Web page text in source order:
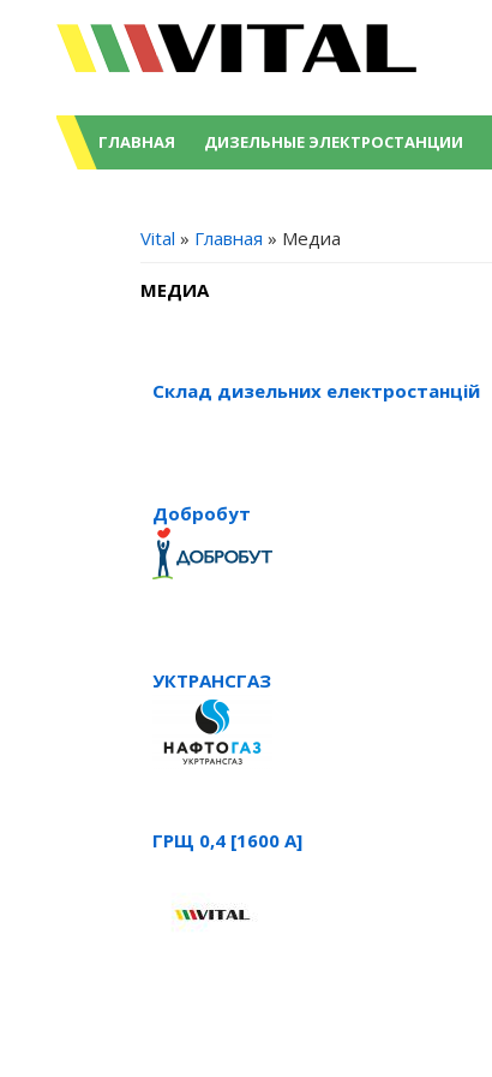
ГЛАВНАЯ ДИЗЕЛЬНЫЕ ЭЛЕКТРОСТАНЦИИ
ВЫ ЗДЕСЬ
Vital » Главная » Медиа
МЕДИА
Склад дизельних електростанцій
Добробут
УКТРАНСГАЗ
ГРЩ 0,4 [1600 А]